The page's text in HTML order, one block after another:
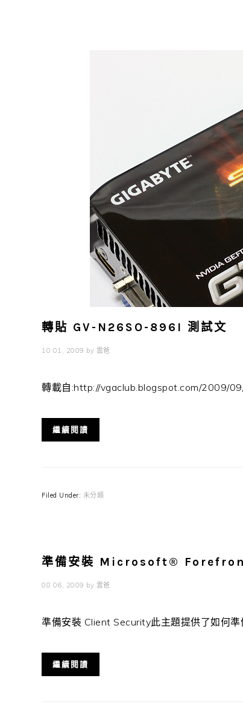
轉貼 GV-N26SO-896I 測試文
10 01, 2009 by 雲爸
轉載自:http://vgaclub.blogspot.com/2009/
繼續閱讀
Filed Under: 未分類
準備安裝 Microsoft®
08 06, 2009 by 雲爸
準備安裝 Client Security此主題提供了如何
繼續閱讀